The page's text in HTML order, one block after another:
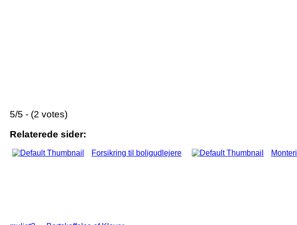
5/5 - (2 votes)
Relaterede sider:
Forsikring til boligudlejere